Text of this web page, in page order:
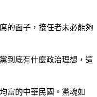
的面子，接任者未必能夠
到底有什麼政治理想，這
富的中華民國。黨魂如